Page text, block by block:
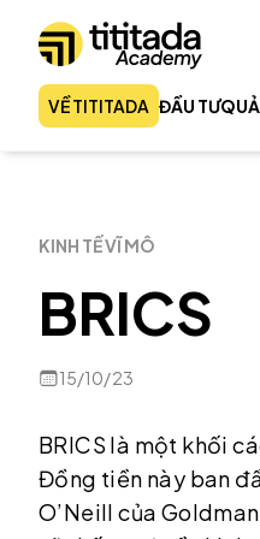
VỀ TITITADA ĐẦU TƯ
KINH TẾ VĨ MÔ
BRICS
15/10/23
BRICS là một khối
Đồng tiền này ban
O’Neill của